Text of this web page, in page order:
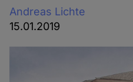
Andreas Lichte
15.01.2019